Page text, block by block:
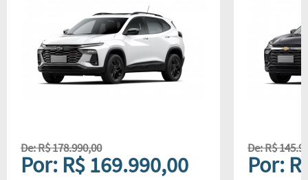
De: R$ 178.990,00
Por: R$ 169.990,00
De: R$
Por: